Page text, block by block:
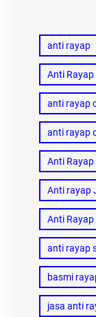
anti rayap
Anti Rayap
anti rayap
anti rayap
Anti
Anti rayap
Anti
anti rayap
basmi
jasa anti